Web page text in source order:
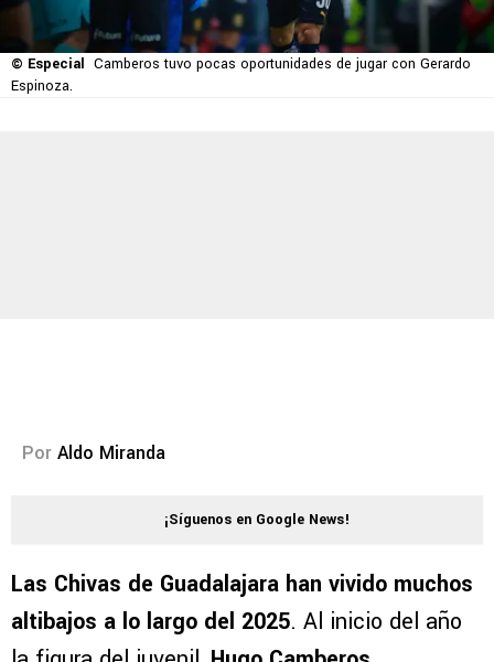
© Especial Camberos tuvo pocas oportunidades de jugar con Gerardo
Espinoza.
Por Aldo Miranda
¡Síguenos en Google News!
Las Chivas de Guadalajara han vivido muchos
altibajos a lo largo del 2025. Al inicio del año